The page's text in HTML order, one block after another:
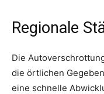
Regionale
Die
die örtlichen
eine schnelle